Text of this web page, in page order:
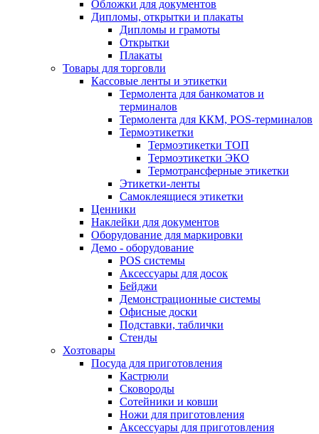
Обложки для документов
Дипломы, открытки и плакаты
Дипломы и грамоты
Открытки
Плакаты
Товары для торговли
Кассовые ленты и этикетки
Термолента для банкоматов и
терминалов
Термолента для ККМ, POS-терминалов
Термоэтикетки
Термоэтикетки ТОП
Термоэтикетки ЭКО
Термотрансферные этикетки
Этикетки-ленты
Самоклеящиеся этикетки
Ценники
Наклейки для документов
Оборудование для маркировки
Демо - оборудование
POS системы
Аксессуары для досок
Бейджи
Демонстрационные системы
Офисные доски
Подставки, таблички
Стенды
Хозтовары
Посуда для приготовления
Кастрюли
Сковороды
Сотейники и ковши
Ножи для приготовления
Аксессуары для приготовления